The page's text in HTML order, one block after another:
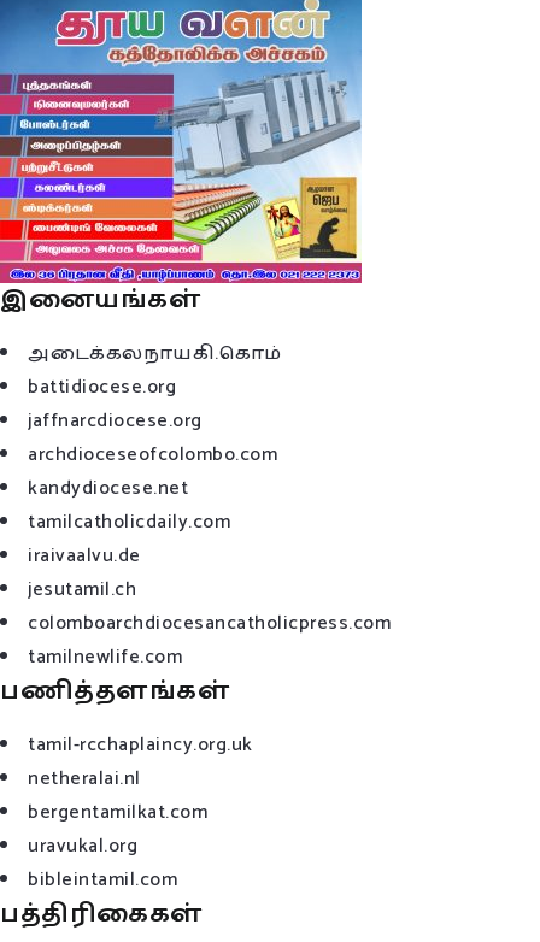
இனையங்கள்
அடைக்கலநாயகி.கொம்
battidiocese.org
jaffnarcdiocese.org
archdioceseofcolombo.com
kandydiocese.net
tamilcatholicdaily.com
iraivaalvu.de
jesutamil.ch
colomboarchdiocesancatholicpress.com
tamilnewlife.com
பணித்தளங்கள்
tamil-rcchaplaincy.org.uk
netheralai.nl
bergentamilkat.com
uravukal.org
bibleintamil.com
பத்திரிகைகள்